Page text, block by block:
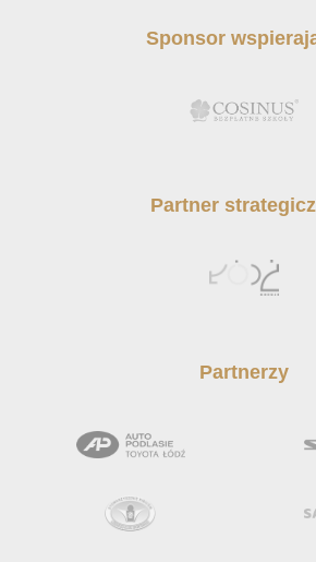
Sponsor
Partner
Partnerzy